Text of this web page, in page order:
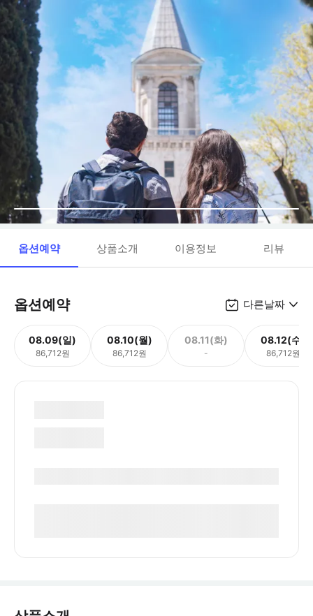
옵션예약 상품소개 이용정보 리뷰
옵션예약 다른날짜
08.09(일)
86,712원
08.10(월)
86,712원
08.11(화)
-
08.12(수)
86,712원